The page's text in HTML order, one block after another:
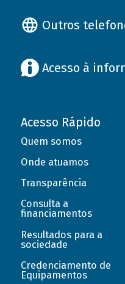
Outros
Acesso à
Acesso Rápido
Quem somos
Onde atuamos
Transparência
Consulta a
financiamentos
Resultados para a
sociedade
Credenciamento de
Equipamentos